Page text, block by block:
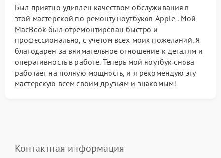
Был приятно удивлен качеством обслуживания в
этой мастерской по ремонту ноутбуков Apple . Мой
MacBook был отремонтирован быстро и
профессионально, с учетом всех моих пожеланий. Я
благодарен за внимательное отношение к деталям и
оперативность в работе. Теперь мой ноутбук снова
работает на полную мощность, и я рекомендую эту
мастерскую всем своим друзьям и знакомым!
Контактная информация